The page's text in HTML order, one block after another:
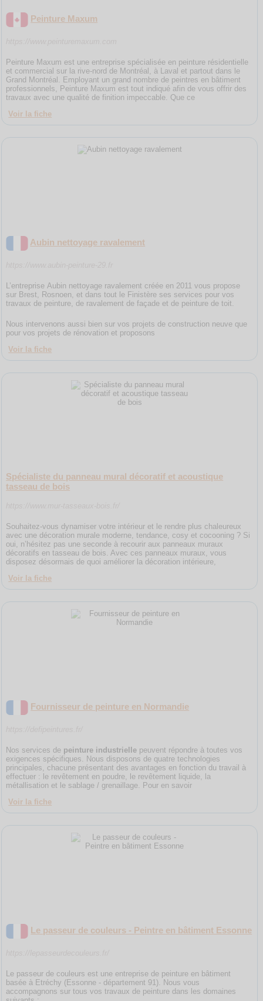
Peinture Maxum
Peinture Maxum est une entreprise spécialisée en peinture résidentielle
et commercial sur la rive-nord de Montréal, à Laval et partout dans le
Grand Montréal. Employant un grand nombre de peintres en bâtiment
professionnels, Peinture Maxum est tout indiqué afin de vous offrir des
travaux avec une qualité de finition impeccable. Que ce
Voir la fiche
Aubin nettoyage ravalement
L’entreprise Aubin nettoyage ravalement créée en 2011 vous propose
sur Brest, Rosnoen, et dans tout le Finistère ses services pour vos
travaux de peinture, de ravalement de façade et de peinture de toit.
Nous intervenons aussi bien sur vos projets de construction neuve que
pour vos projets de rénovation et proposons
Voir la fiche
Spécialiste du panneau mural décoratif et acoustique
tasseau de bois
Souhaitez-vous dynamiser votre intérieur et le rendre plus chaleureux
avec une décoration murale moderne, tendance, cosy et cocooning ? Si
oui, n’hésitez pas une seconde à recourir aux panneaux muraux
décoratifs en tasseau de bois. Avec ces panneaux muraux, vous
disposez désormais de quoi améliorer la décoration intérieure,
Voir la fiche
Fournisseur de peinture en Normandie
Nos services de peinture industrielle peuvent répondre à toutes vos
exigences spécifiques. Nous disposons de quatre technologies
principales, chacune présentant des avantages en fonction du travail à
effectuer : le revêtement en poudre, le revêtement liquide, la
métallisation et le sablage / grenaillage. Pour en savoir
Voir la fiche
Le passeur de couleurs - Peintre en bâtiment Essonne
Le passeur de couleurs est une entreprise de peinture en bâtiment
basée à Etréchy (Essonne - département 91). Nous vous
accompagnons sur tous vos travaux de peinture dans les domaines